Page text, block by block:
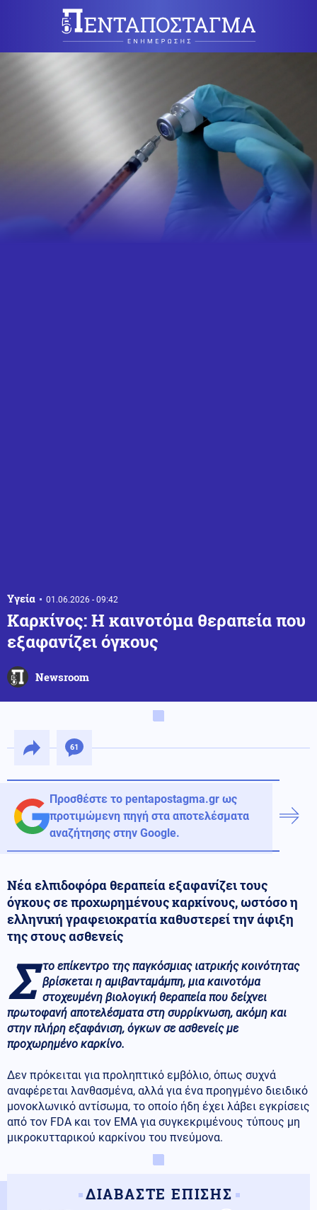
Υγεία 01.06.2026 - 09:42
Καρκίνος: Η καινοτόμα θεραπεία που
εξαφανίζει όγκους
Newsroom
61
Προσθέστε το pentapostagma.gr ως
προτιμώμενη πηγή στα αποτελέσματα
αναζήτησης στην Google.
Νέα ελπιδοφόρα θεραπεία εξαφανίζει τους
όγκους σε προχωρημένους καρκίνους, ωστόσο η
ελληνική γραφειοκρατία καθυστερεί την άφιξη
της στους ασθενείς
Σ το επίκεντρο της παγκόσμιας ιατρικής κοινότητας
βρίσκεται η αμιβανταμάμπη, μια καινοτόμα
στοχευμένη βιολογική θεραπεία που δείχνει
πρωτοφανή αποτελέσματα στη συρρίκνωση, ακόμη και
στην πλήρη εξαφάνιση, όγκων σε ασθενείς με
προχωρημένο καρκίνο.
Δεν πρόκειται για προληπτικό εμβόλιο, όπως συχνά
αναφέρεται λανθασμένα, αλλά για ένα προηγμένο διειδικό
μονοκλωνικό αντίσωμα, το οποίο ήδη έχει λάβει εγκρίσεις
από τον FDA και τον EMA για συγκεκριμένους τύπους μη
μικροκυτταρικού καρκίνου του πνεύμονα.
ΔΙΑΒΑΣΤΕ ΕΠΙΣΗΣ